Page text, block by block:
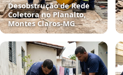
Desobstrução de Rede
Coletora no Planalto,
Montes Claros‑MG